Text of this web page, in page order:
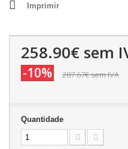
Imprimir
258.90€ sem
-10% 287.67€sem IVA
Quantidade